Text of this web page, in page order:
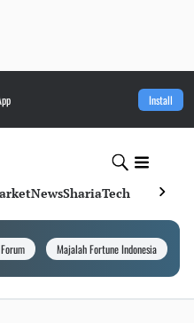
Install
NewsShariaTech
Majalah Fortune Indonesia